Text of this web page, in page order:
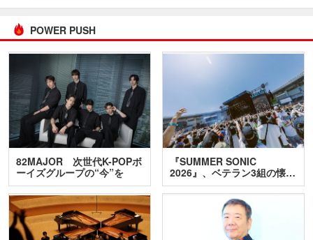
POWER PUSH
82MAJOR 次世代K-POPボ
ーイズグループの“今”を
訊…
『SUMMER SONIC
2026』、ベテラン3組の懐…